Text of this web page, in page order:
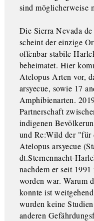
sind möglicherweise
Die Sierra Nevada
scheint der einzige
offenbar stabile
beheimatet. Hier
Atelopus Arten vor,
arsyecue, sowie 17
Amphibienarten.
Partnerschaft
indigenen
und Re:Wild der "für
Atelopus arsyecue
dt.Sternennacht-
nachdem er seit
worden war. Warum
konnte ist
wurden keine
anderen